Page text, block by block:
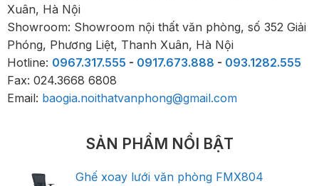
Xuân, Hà Nội
Showroom: Showroom nội thất văn phòng, số 352 Giải
Phóng, Phương Liệt, Thanh Xuân, Hà Nội
Hotline: 0967.317.555 - 0917.673.888 - 093.1282.555
Fax: 024.3668 6808
Email: baogia.noithatvanphong@gmail.com
SẢN PHẨM NỔI BẬT
Ghế xoay lưới văn phòng FMX804